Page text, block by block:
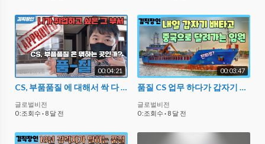
00:04:21
CS, 부품품질 에 대해서 싹 다 알려드립니다.
글로벌비전
0 :조회수 · 8 달 전
00:03:47
품질 CS 업무 하다가 갑자기 배타고 중국간 이야기
글로벌비전
0 :조회수 · 8 달 전